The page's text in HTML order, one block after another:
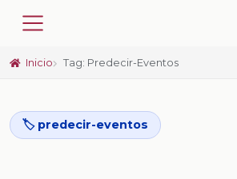
Inicio Tag: Predecir-Eventos
🏷️ predecir-eventos